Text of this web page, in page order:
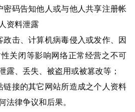
密码告知他人或与他人共享注册帐
资料泄露
政击、计算机病毒侵入或发作、因
关闭等影响网络正常经营之不可
露、丢失、被盗用或被篡改等；
链接的其它网站所造成之个人资料
法律争议和后果。